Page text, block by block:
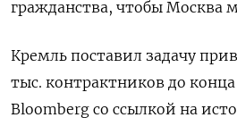
гражданства, чтобы Москва
Кремль поставил задачу
тыс. контрактников до конца
Bloomberg со ссылкой на